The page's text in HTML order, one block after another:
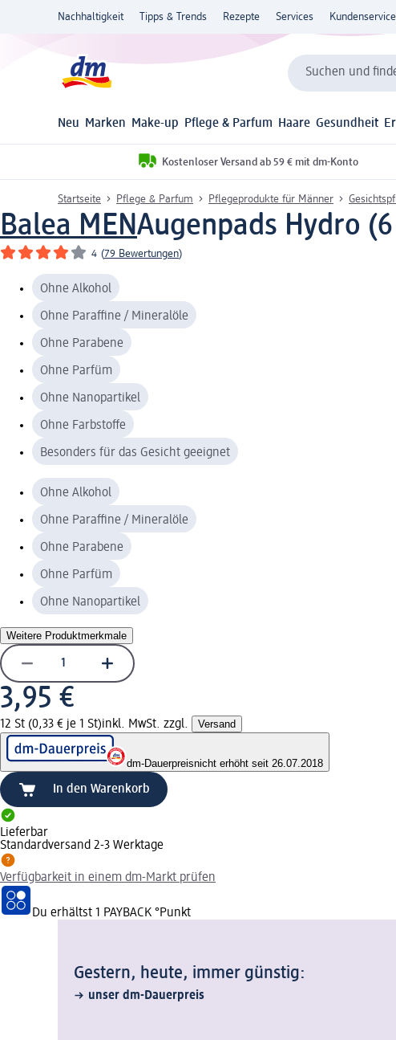
Nachhaltigkeit Tipps & Trends Rezepte Services Kundenservice
Suchen und
Neu Marken Make-up Pflege & Parfum Haare Gesundheit
Kostenloser Versand ab 59 € mit dm-Konto
Startseite Pflege & Parfum Pflegeprodukte für Männer
Balea MENAugenpads Hydro
4 (79 Bewertungen)
Ohne Alkohol
Ohne Paraffine / Mineralöle
Ohne Parabene
Ohne Parfüm
Ohne Nanopartikel
Ohne Farbstoffe
Besonders für das Gesicht geeignet
Ohne Alkohol
Ohne Paraffine / Mineralöle
Ohne Parabene
Ohne Parfüm
Ohne Nanopartikel
Weitere Produktmerkmale
3,95 €
12 St (0,33 € je 1 St)inkl. MwSt. zzgl. Versand
dm-Dauerpreisnicht erhöht seit 26.07.2018
In den Warenkorb
Lieferbar
Standardversand 2-3 Werktage
Verfügbarkeit in einem dm-Markt prüfen
Du erhältst 1 PAYBACK °Punkt
Gestern, heute, immer günstig:
unser dm-Dauerpreis